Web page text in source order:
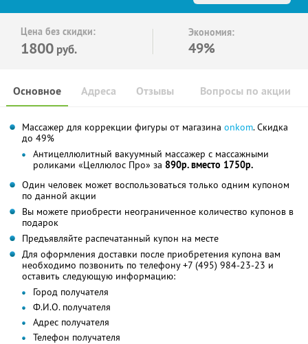
Цена без скидки:
1800 руб.
Экономия:
49%
Основное Отзывы Вопросы по акции
Адреса
Массажер для коррекции фигуры от магазина onkom. Скидка
до 49%
Антицеллюлитный вакуумный массажер с массажными
роликами «Целлюлос Про» за 890р. вместо 1750р.
Один человек может воспользоваться только одним купоном
по данной акции
Вы можете приобрести неограниченное количество купонов в
подарок
Предъявляйте распечатанный купон на месте
Для оформления доставки после приобретения купона вам
необходимо позвонить по телефону +7 (495) 984-23-23 и
оставить следующую информацию:
Город получателя
Ф.И.О. получателя
Адрес получателя
Телефон получателя